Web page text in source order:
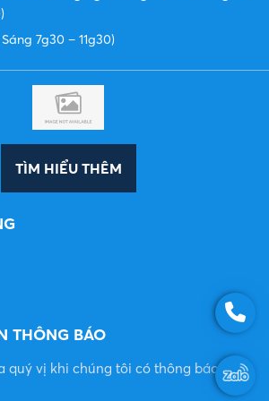
7g30 – 11g30)
TÌM HIỂU THÊM
THÔNG BÁO
quý vị khi chúng tôi có thông báo mới